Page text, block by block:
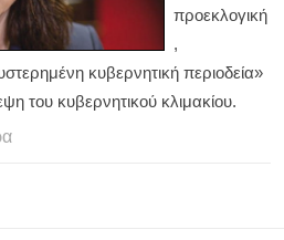
προεκλογική
,
κυβερνητική περιοδεία»
του κυβερνητικού κλιμακίου.